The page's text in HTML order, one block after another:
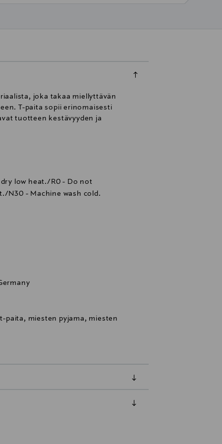
joka takaa miellyttävän
T-paita sopii erinomaisesti
tuotteen kestävyyden ja
low heat./R0 - Do not
N30 - Machine wash cold.
paita, miesten pyjama, miesten